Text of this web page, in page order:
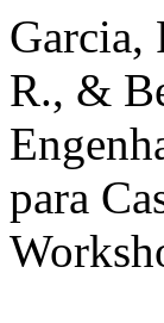
Garcia,
R., &
para